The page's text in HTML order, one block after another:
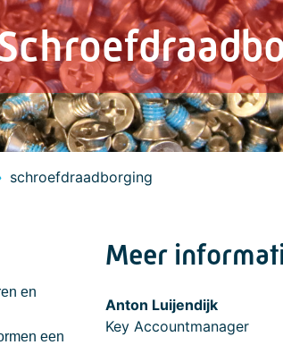
schroefdraadborging
en
een
Meer
Anton Luijendijk
Key Accountmanager